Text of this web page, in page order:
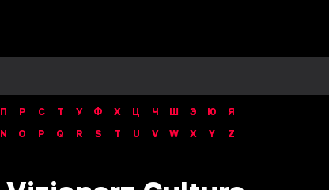
П Р С Т У Ф Х Ц Ч Ш Э Ю
Я
N O P Q R S T U V W X Y Z